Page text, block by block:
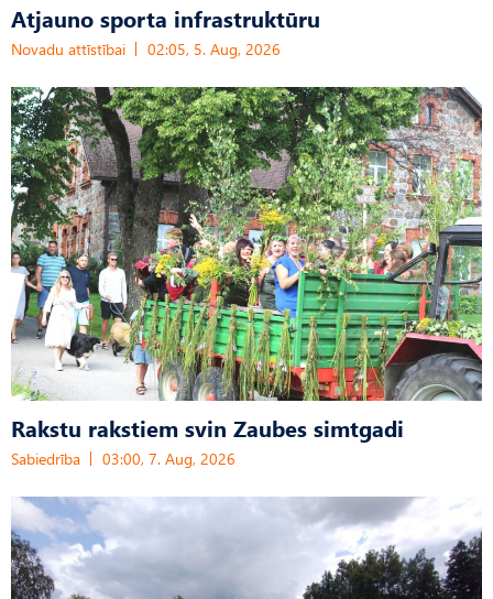
Atjauno sporta infrastruktūru
Novadu attīstībai 02:05, 5. Aug, 2026
Rakstu rakstiem svin Zaubes simtgadi
Sabiedrība 03:00, 7. Aug, 2026